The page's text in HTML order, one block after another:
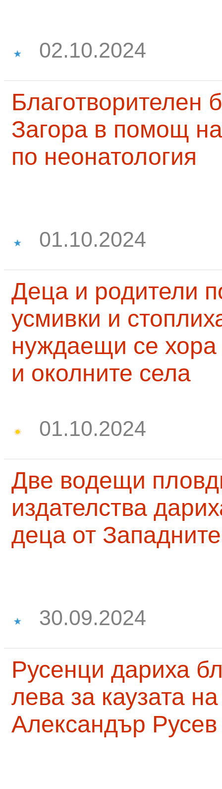
02.10.2024
Благотворителен
Загора в помощ
по неонатология
01.10.2024
Деца и родители
усмивки и
нуждаещи се
и околните села
01.10.2024
Две водещи
издателства
деца от
30.09.2024
Русенци дариха
лева за каузата
Александър Русев